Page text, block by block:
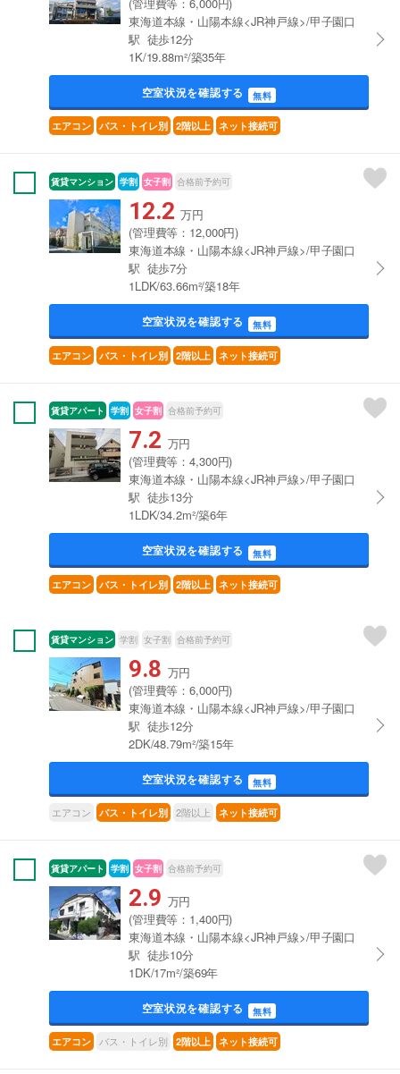
東海道本線・山陽本線<JR神戸線>/甲子園口
駅 徒歩12分
1K/19.88m²/築35年
空室状況を確認する 無料
エアコン バス・トイレ別 2階以上 ネット接続可
賃貸マンション 学割 女子割 合格前予約可
12.2 万円
(管理費等：12,000円)
東海道本線・山陽本線<JR神戸線>/甲子園口
駅 徒歩7分
1LDK/63.66m²/築18年
空室状況を確認する 無料
エアコン バス・トイレ別 2階以上 ネット接続可
賃貸アパート 学割 女子割 合格前予約可
7.2 万円
(管理費等：4,300円)
東海道本線・山陽本線<JR神戸線>/甲子園口
駅 徒歩13分
1LDK/34.2m²/築6年
空室状況を確認する 無料
エアコン バス・トイレ別 2階以上 ネット接続可
賃貸マンション 学割 女子割 合格前予約可
9.8 万円
(管理費等：6,000円)
東海道本線・山陽本線<JR神戸線>/甲子園口
駅 徒歩12分
2DK/48.79m²/築15年
空室状況を確認する 無料
エアコン バス・トイレ別 2階以上 ネット接続可
賃貸アパート 学割 女子割 合格前予約可
2.9 万円
(管理費等：1,400円)
東海道本線・山陽本線<JR神戸線>/甲子園口
駅 徒歩10分
1DK/17m²/築69年
空室状況を確認する 無料
エアコン バス・トイレ別 2階以上 ネット接続可